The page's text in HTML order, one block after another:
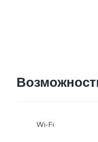
Wi-Fi